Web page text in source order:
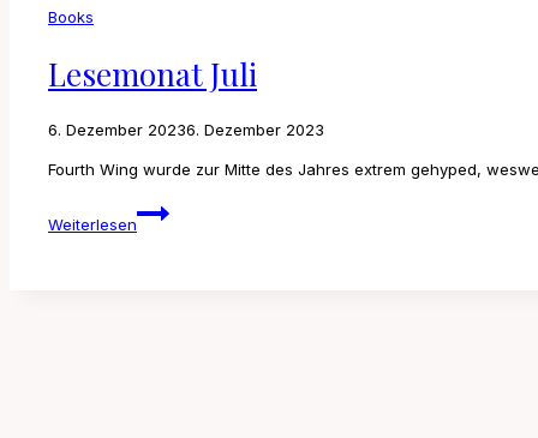
Books
Lesemonat Juli
6. Dezember 20236. Dezember 2023
Fourth Wing wurde zur Mitte des Jahres extrem gehyped,
Weiterlesen
Lesemonat
Juli